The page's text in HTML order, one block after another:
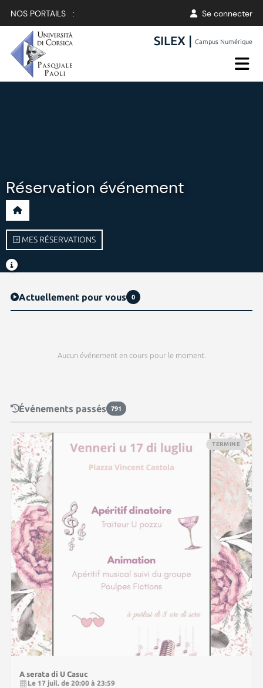
NOS PORTAILS : Se connecter
SILEX |Campus Numérique
Réservation événement
MES RÉSERVATIONS
Actuellement pour vous 0
Aucun événement en cours pour le moment.
Événements passés 791
TERMINE
A serata di U Casuc
Le 17 juil. de 20:00 à 23:59